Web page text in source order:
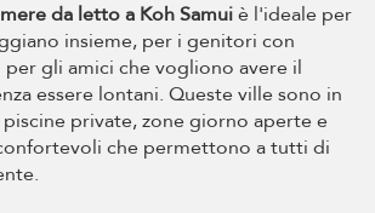
da letto a Koh Samuiè l'ideale per
insieme, per i genitori con
gli amici che vogliono avere il
essere lontani. Queste ville sono in
private, zone giorno aperte e
che permettono a tutti di